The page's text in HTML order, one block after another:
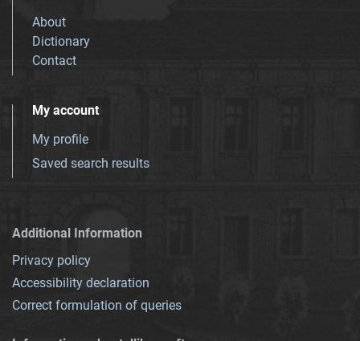
About
Dictionary
Contact
My account
My profile
Saved search results
Additional Information
Privacy policy
Accessibility declaration
Correct formulation of queries